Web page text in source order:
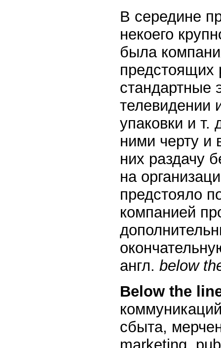
В середине
некоего
была
предстоящих
стандартные
телевидении
упаковки и т.
ними черту и
них раздачу
на
предстояло
компанией
англ. below
Below the
сбыта,